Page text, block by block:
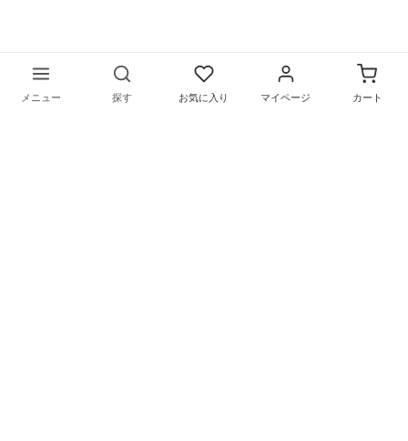
メニュー 探す お気に入り マイページ カート